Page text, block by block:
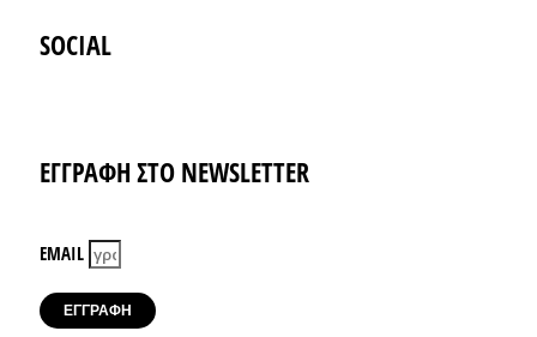
SOCIAL
ΕΓΓΡΑΦΗ ΣΤΟ NEWSLETTER
EMAIL
ΕΓΓΡΑΦΗ